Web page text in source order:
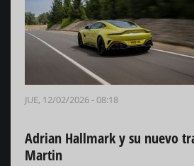
JUE, 12/02/2026 - 08:18
Adrian Hallmark y su nuevo
Martin